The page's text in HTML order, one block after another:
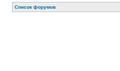
Список форумов